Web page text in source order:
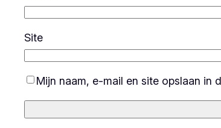
Site
Mijn naam, e-mail en site opslaan in